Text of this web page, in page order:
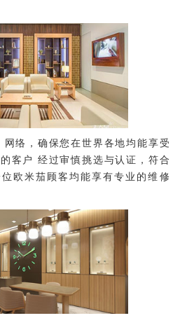
络，确保您在世界各地均能享受
客户 经过审慎挑选与认证，符合
欧米茄顾客均能享有专业的维修